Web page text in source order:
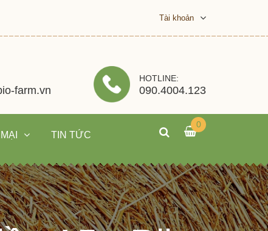
Tài khoản
HOTLINE:
090.4004.123
farm.vn
TIN TỨC
0